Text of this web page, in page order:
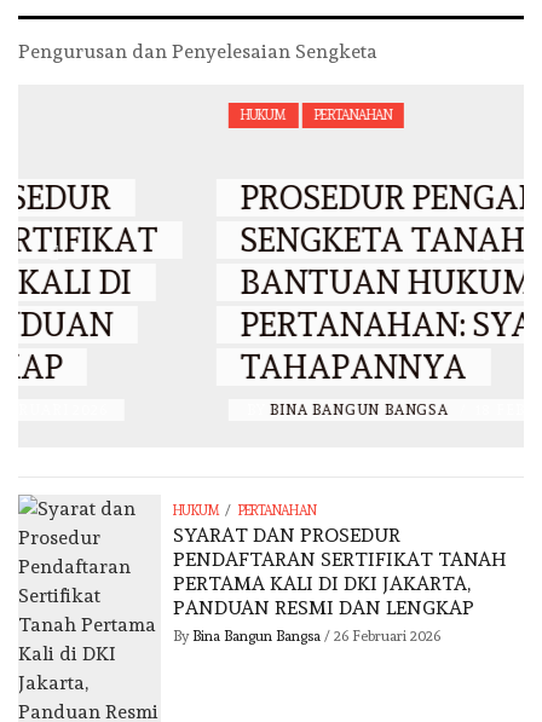
Pengurusan dan Penyelesaian Sengketa
PROSEDUR PENGADUAN
SENGKETA TANAH DAN
BANTUAN HUKUM
PERTANAHAN: SYARAT DAN
TAHAPANNYA
/ 18 FEBRUARI 2026
HUKUM / PERTANAHAN
SYARAT DAN PROSEDUR
PENDAFTARAN SERTIFIKAT TANAH
PERTAMA KALI DI DKI JAKARTA,
PANDUAN RESMI DAN LENGKAP
By Bina Bangun Bangsa/ 26 Februari 2026